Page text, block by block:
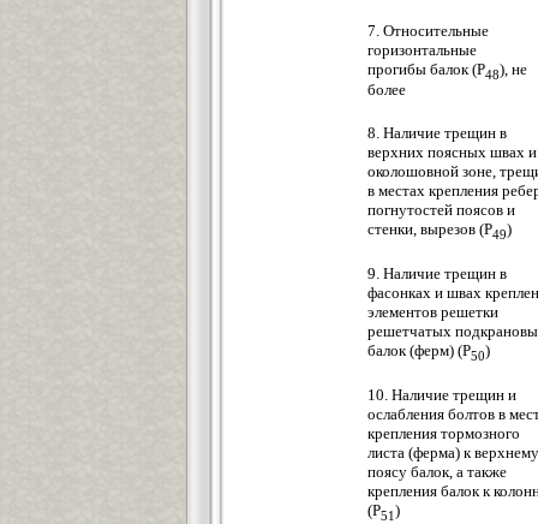
7. Относительные
горизонтальные
прогибы балок (Р48), не
более
8. Наличие трещин в
верхних поясных швах и
околошовной зоне,
в местах крепления
погнутостей поясов и
стенки, вырезов (P49)
9. Наличие трещин в
фасонках и швах
элементов решетки
решетчатых
балок (ферм) (Р50)
10. Наличие трещин и
ослабления болтов в
крепления тормозного
листа (ферма) к верхнему
поясу балок, а также
крепления балок к
(P51)